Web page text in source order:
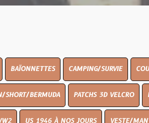
CAMPING/SURVIE COUTELLERIE
PATCHS 3D VELCRO PEINTURE
À NOS JOURS VESTE/MANTEAU